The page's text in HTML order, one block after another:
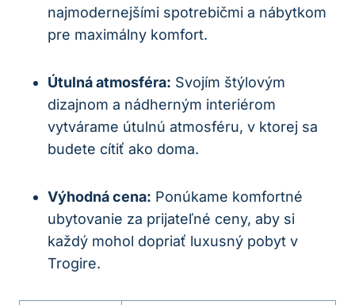
najmodernejšími spotrebičmi a nábytkom
pre maximálny komfort.
Útulná atmosféra: Svojím štýlovým
dizajnom a nádherným interiérom
vytvárame útulnú atmosféru, v ktorej sa
budete cítiť ako doma.
Výhodná cena: Ponúkame komfortné
ubytovanie za prijateľné ceny, aby si
každý mohol dopriať luxusný pobyt v
Trogire.